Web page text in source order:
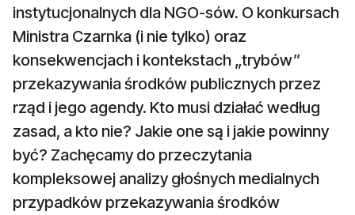
instytucjonalnych dla NGO-sów. O konkursach
Ministra Czarnka (i nie tylko) oraz
konsekwencjach i kontekstach „trybów”
przekazywania środków publicznych przez
rząd i jego agendy. Kto musi działać według
zasad, a kto nie? Jakie one są i jakie powinny
być? Zachęcamy do przeczytania
kompleksowej analizy głośnych medialnych
przypadków przekazywania środków